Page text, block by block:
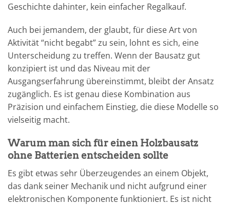
Geschichte dahinter, kein einfacher Regalkauf.
Auch bei jemandem, der glaubt, für diese Art von
Aktivität “nicht begabt” zu sein, lohnt es sich, eine
Unterscheidung zu treffen. Wenn der Bausatz gut
konzipiert ist und das Niveau mit der
Ausgangserfahrung übereinstimmt, bleibt der Ansatz
zugänglich. Es ist genau diese Kombination aus
Präzision und einfachem Einstieg, die diese Modelle so
vielseitig macht.
Warum man sich für einen Holzbausatz
ohne Batterien entscheiden sollte
Es gibt etwas sehr Überzeugendes an einem Objekt,
das dank seiner Mechanik und nicht aufgrund einer
elektronischen Komponente funktioniert. Es ist nicht